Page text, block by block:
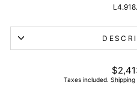
List
price
Taxes included. Shipping